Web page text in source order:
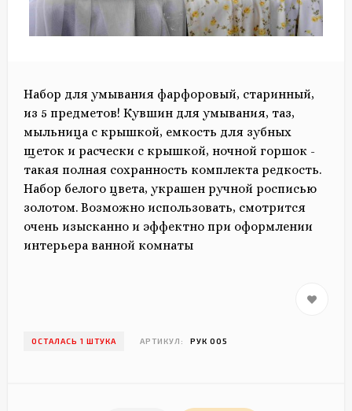
Набор для умывания фарфоровый, старинный,
из 5 предметов! Кувшин для умывания, таз,
мыльница с крышкой, емкость для зубных
щеток и расчески с крышкой, ночной горшок -
такая полная сохранность комплекта редкость.
Набор белого цвета, украшен ручной росписью
золотом. Возможно использовать, смотрится
очень изысканно и эффектно при оформлении
интерьера ванной комнаты
ОСТАЛАСЬ 1 ШТУКА АРТИКУЛ: РУК 005